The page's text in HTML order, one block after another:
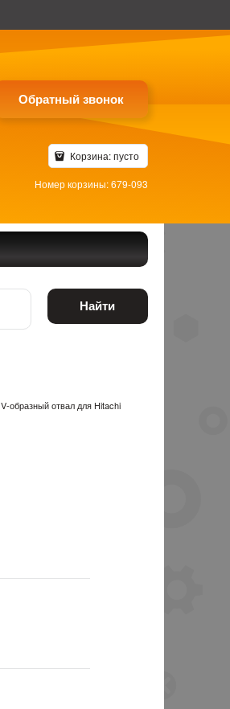
Обратный звонок
Корзина:пусто
Номер корзины: 679-093
Найти
V-образный отвал для Hitachi